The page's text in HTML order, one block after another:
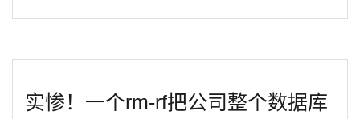
实惨！一个rm-rf把公司整个数据库